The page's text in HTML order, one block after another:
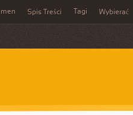
Spis Treści Tagi Wybierać